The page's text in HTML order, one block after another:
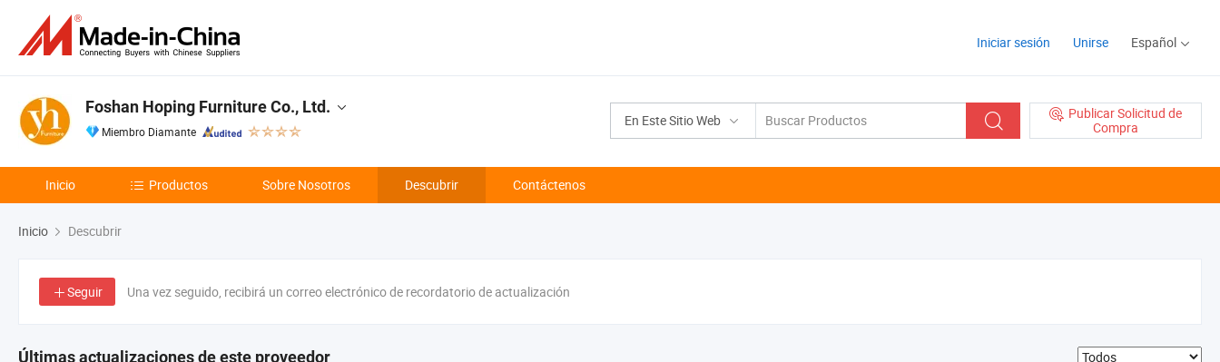
Iniciar sesión Unirse Español
En Este Sitio Web
Publicar Solicitud de
Compra
Foshan Hoping Furniture Co., Ltd.
Miembro Diamante
Inicio Productos Sobre Nosotros Descubrir Contáctenos
Inicio Descubrir
Seguir Una vez seguido, recibirá un correo electrónico de recordatorio de actualización
Últimas actualizaciones de este proveedor